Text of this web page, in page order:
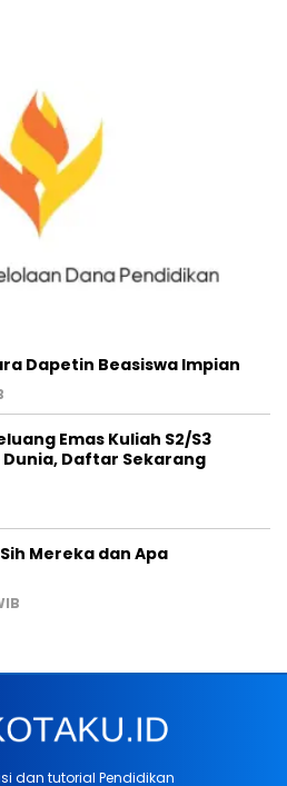
Dapetin Beasiswa Impian
Emas Kuliah S2/S3
Daftar Sekarang
Mereka dan Apa
dan tutorial Pendidikan